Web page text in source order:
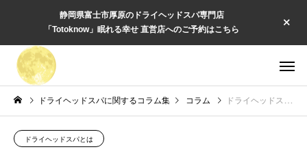
静岡県富士市厚原のドライヘッドスパ専門店
「Totoknow」眠れる幸せ 直営店へのご予約はこちら
ドライヘッドスパに関するコラム集 コラム ドライヘッドスパにデメリットはある？施術を受ける際の注意点まとめ
ドライヘッドスパとは